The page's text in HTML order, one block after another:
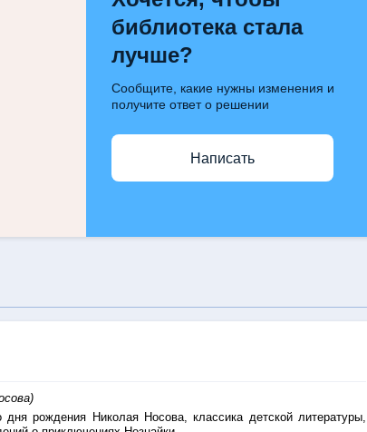
библиотека стала
лучше?
Сообщите, какие нужны изменения и
получите ответ о решении
Написать
рождения Николая Носова, классика детской литературы,